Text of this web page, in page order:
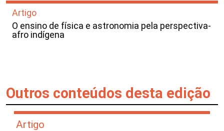
Artigo
O ensino de física e astronomia pela perspectiva-
afro indígena
Outros conteúdos desta edição
Artigo